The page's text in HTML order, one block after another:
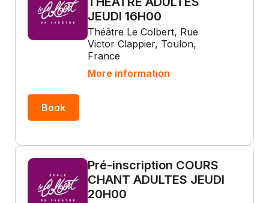
JEUDI 16H00
Théâtre Le Colbert, Rue
Victor Clappier, Toulon,
France
More information
Book
Pré-inscription COURS
CHANT ADULTES JEUDI
20H00